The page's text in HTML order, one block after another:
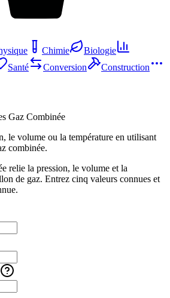
Chimie
Biologie
Santé Conversion
Construction
Gaz Combinée
le volume ou la température en utilisant
combinée.
relie la pression, le volume et la
de gaz. Entrez cinq valeurs connues et